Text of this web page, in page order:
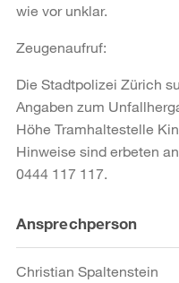
wie vor unklar.
Zeugenaufruf:
Die Stadtpolizei Zürich
Angaben zum
Höhe Tramhaltestelle
Hinweise sind erbeten
0444 117 117.
Weitere
Informationen
Ansprechperson
Christian Spaltenstein